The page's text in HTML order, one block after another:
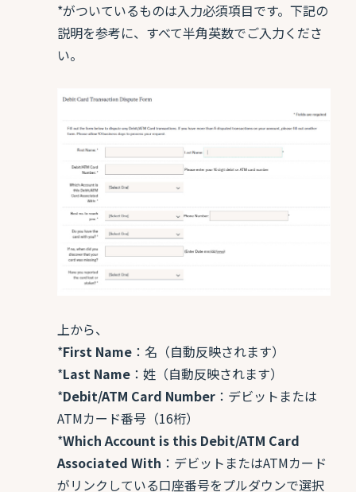
*がついているものは入力必須項目です。下記の
説明を参考に、すべて半角英数でご入力くださ
い。
上から、
*First Name ：名（自動反映されます）
*Last Name ：姓（自動反映されます）
*Debit/ATM Card Number ：デビットまたは
ATMカード番号（16桁）
*Which Account is this Debit/ATM Card
Associated With ：デビットまたはATMカード
がリンクしている口座番号をプルダウンで選択